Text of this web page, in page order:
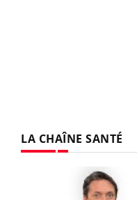
LA CHAÎNE SANTÉ